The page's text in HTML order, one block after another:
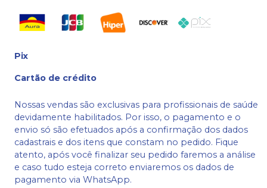
Pix
Cartão de crédito
Nossas vendas são exclusivas para profissionais de saúde
devidamente habilitados. Por isso, o pagamento e o
envio só são efetuados após a confirmação dos dados
cadastrais e dos itens que constam no pedido. Fique
atento, após você finalizar seu pedido faremos a análise
e caso tudo esteja correto enviaremos os dados de
pagamento via WhatsApp.